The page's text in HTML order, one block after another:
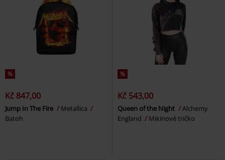
%
Kč 847,00
Jump In The Fire
Metallica
Batoh
%
Kč 543,00
Queen of the Night
Alchemy
England
Mikinové tričko